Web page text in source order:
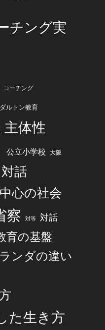
チング実
コーチング
ダルトン教育
主体性
公立小学校 大阪
話
心の社会
察 対等 対話
育の基盤
ンダの違い
た生き方